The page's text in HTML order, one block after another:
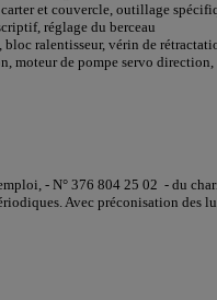
et couvercle, outillage
réglage du berceau
bloc ralentisseur, vérin de
moteur de pompe servo
- N° 376 804 25 02 - du
Avec préconisation des